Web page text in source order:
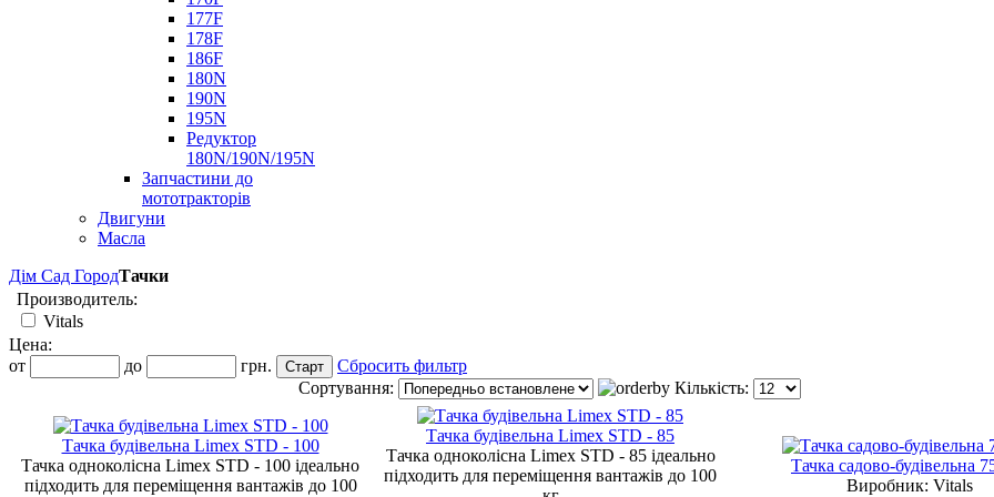
177F
178F
186F
180N
190N
195N
Редуктор
180N/190N/195N
Запчастини до
мототракторів
Двигуни
Масла
Дім Сад ГородТачки
Производитель:
Vitals
Цена:
от
до грн.
Сбросить фильтр
Сортування:
Кількість:
Тачка будівельна Limex STD - 100
Тачка одноколісна Limex STD - 100 ідеально
підходить для переміщення вантажів до 100
Тачка будівельна Limex STD - 85
Тачка одноколісна Limex STD - 85 ідеально
підходить для переміщення вантажів до 100
Тачка cадово-будівельна
Виробник: Vitals